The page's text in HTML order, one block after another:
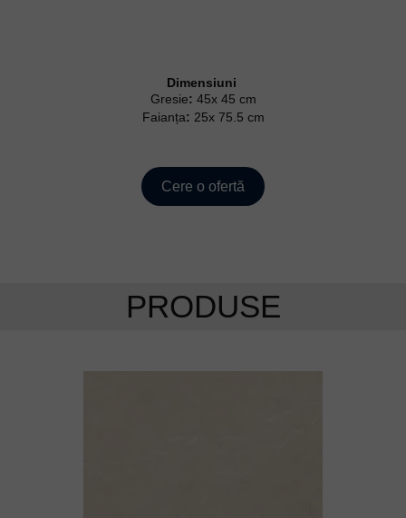
PRODUSE
Dimensiuni
Gresie: 45x 45 cm
Faianța: 25x 75.5 cm
Cere o ofertă